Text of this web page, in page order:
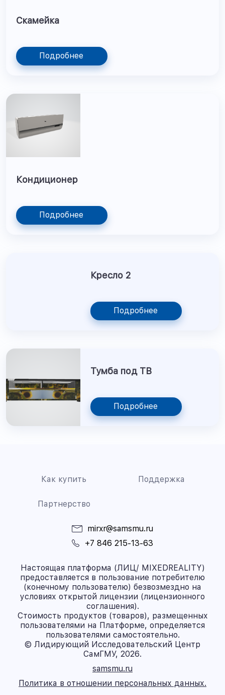
Скамейка
Подробнее
Кондиционер
Подробнее
Кресло 2
Подробнее
Тумба под ТВ
Подробнее
Как купить Поддержка
Партнерство
mirxr@samsmu.ru
+7 846 215-13-63
Настоящая платформа (ЛИЦ/ MIXEDREALITY)
предоставляется в пользование потребителю
(конечному пользователю) безвозмездно на
условиях открытой лицензии (лицензионного
соглашения).
Стоимость продуктов (товаров), размещенных
пользователями на Платформе, определяется
пользователями самостоятельно.
© Лидирующий Исследовательский Центр
СамГМУ, 2026.
samsmu.ru
Политика в отношении персональных данных.